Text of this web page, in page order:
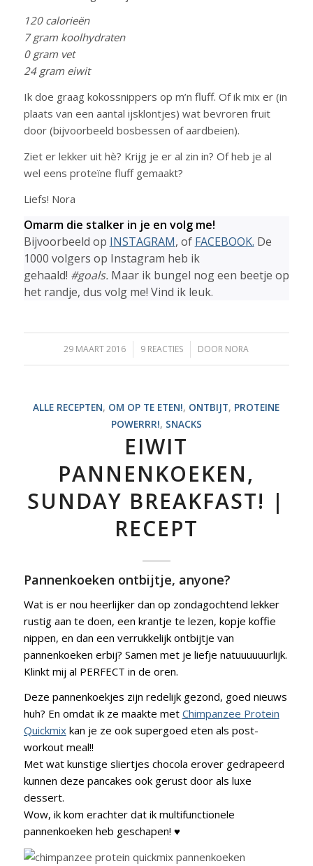
120 calorieën
7 gram koolhydraten
0 gram vet
24 gram eiwit
Ik doe graag kokossnippers op m’n fluff. Of ik mix er (in
plaats van een aantal ijsklontjes) wat bevroren fruit
door (bijvoorbeeld bosbessen of aardbeien).
Ziet er lekker uit hè? Krijg je er al zin in? Of heb je al
wel eens proteïne fluff gemaakt?
Liefs! Nora
Omarm die stalker in je en volg me!
Bijvoorbeeld op INSTAGRAM, of FACEBOOK. De
1000 volgers op Instagram heb ik
gehaald! #goals.Maar ik bungel nog een beetje op
het randje, dus volg me! Vind ik leuk.
29 MAART 2016
/ 9 REACTIES
/ DOOR NORA
ALLE RECEPTEN, OM OP TE ETEN!, ONTBIJT, PROTEINE
POWERRR!, SNACKS
EIWIT
PANNENKOEKEN,
SUNDAY BREAKFAST! |
RECEPT
Pannenkoeken ontbijtje, anyone?
Wat is er nou heerlijker dan op zondagochtend lekker
rustig aan te doen, een krantje te lezen, kopje koffie
nippen, en dan een verrukkelijk ontbijtje van
pannenkoeken erbij? Samen met je liefje natuuuuuurlijk.
Klinkt mij al PERFECT in de oren.
Deze pannenkoekjes zijn redelijk gezond, goed nieuws
huh? En omdat ik ze maakte met Chimpanzee Protein
Quickmix kan je ze ook supergoed eten als post-
workout meal!!
Met wat kunstige sliertjes chocola erover gedrapeerd
kunnen deze pancakes ook gerust door als luxe
dessert.
Wow, ik kom erachter dat ik multifunctionele
pannenkoeken heb geschapen! ♥